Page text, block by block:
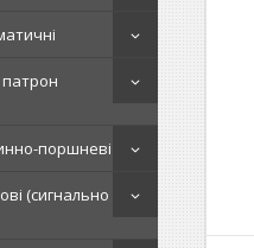
поршневі
(сигнально